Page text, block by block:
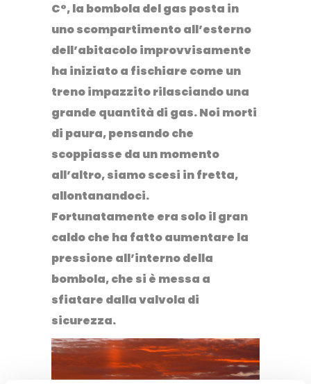
C°, la bombola del gas posta in
uno scompartimento all’esterno
dell’abitacolo improvvisamente
ha iniziato a fischiare come un
treno impazzito rilasciando una
grande quantità di gas. Noi morti
di paura, pensando che
scoppiasse da un momento
all’altro, siamo scesi in fretta,
allontanandoci.
Fortunatamente era solo il gran
caldo che ha fatto aumentare la
pressione all’interno della
bombola, che si è messa a
sfiatare dalla valvola di
sicurezza.